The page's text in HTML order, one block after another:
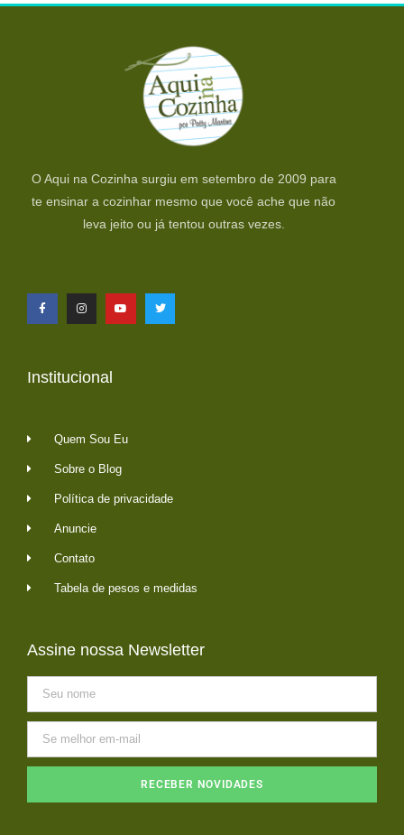
O Aqui na Cozinha surgiu em setembro de 2009 para
te ensinar a cozinhar mesmo que você ache que não
leva jeito ou já tentou outras vezes.
Institucional
Quem Sou Eu
Sobre o Blog
Política de privacidade
Anuncie
Contato
Tabela de pesos e medidas
Assine nossa Newsletter
RECEBER NOVIDADES